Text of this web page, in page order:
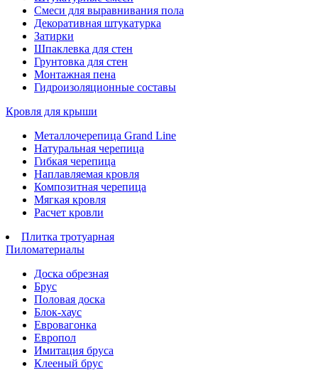
Смеси для выравнивания пола
Декоративная штукатурка
Затирки
Шпаклевка для стен
Грунтовка для стен
Монтажная пена
Гидроизоляционные составы
Кровля для крыши
Металлочерепица Grand Line
Натуральная черепица
Гибкая черепица
Наплавляемая кровля
Композитная черепица
Мягкая кровля
Расчет кровли
Плитка тротуарная
Пиломатериалы
Доска обрезная
Брус
Половая доска
Блок-хаус
Евровагонка
Европол
Имитация бруса
Клееный брус